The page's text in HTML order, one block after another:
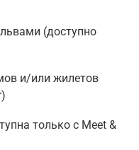
(доступно
и/или жилетов
только с Meet &